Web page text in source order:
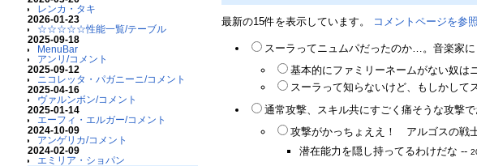
レンカ・タキ
2026-01-23
☆☆☆☆☆性能一覧/テーブル
2025-09-18
MenuBar
アンリ/コメント
2025-09-12
ニコレッタ・パガニーニ/コメント
2025-04-16
ヴァルンボン/コメント
2025-01-14
エーフィ・エルガー/コメント
2024-10-09
アンゲリカ/コメント
2024-02-09
エミリア・ショパン
最新の15件を表示しています。 コメントページを参照
スーラってニュムパだったのか…。音楽家
基本的にファミリーネームがない奴は
スーラって知らないけど、もしかし
通常攻撃、スキル共にすごく痛そうな攻撃
攻撃がかっちょええ！ アルゴスの戦
潜在能力を隠し持ってるわけだな --